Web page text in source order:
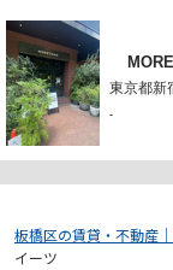
東京都新
-
板橋区の賃貸・不動産
イーツ